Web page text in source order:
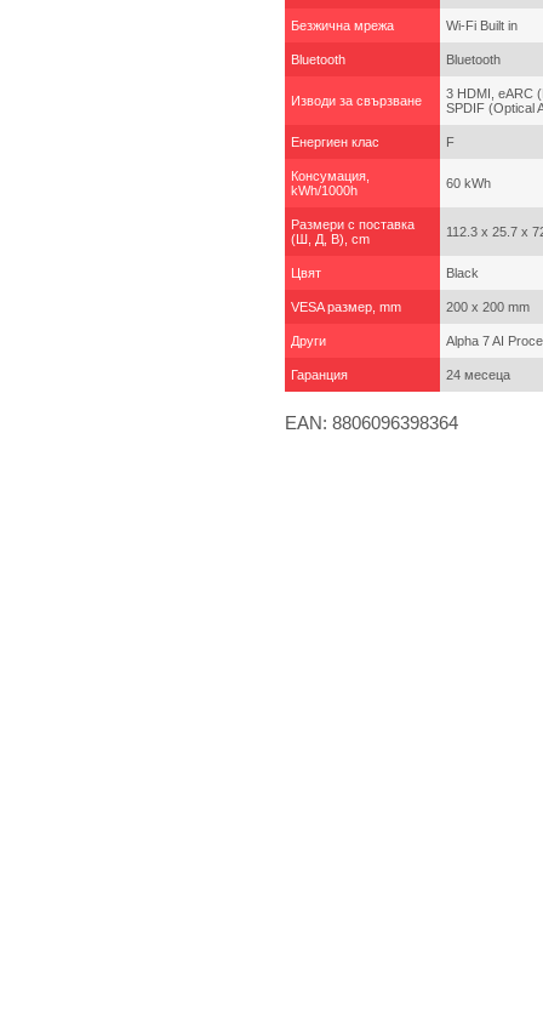
Безжична мрежа Wi-Fi Built in
Bluetooth Bluetooth
Изводи за свързване
3 HDMI, eARC
SPDIF (Optical
Енергиен клас F
Консумация,
kWh/1000h
60 kWh
Размери с поставка
(Ш, Д, В), cm
112.3 x 25.7 x
Цвят Black
VESA размер, mm 200 x 200 mm
Други Alpha 7 AI
Гаранция 24 месеца
EAN: 8806096398364